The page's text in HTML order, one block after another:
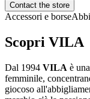
Contact the store
Accessori e borse
Scopri VILA
Dal 1994 VILA è
femminile,
giocoso